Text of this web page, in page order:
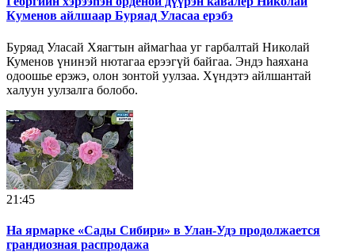
Куменов айлшаар Буряад Уласаа ерэбэ
Буряад Уласай Хяагтын аймагһаа уг гарбалтай Николай
Куменов үнинэй нютагаа ерээгүй байгаа. Эндэ һаяхана
одоошье ерэжэ, олон зонтой уулзаа. Хүндэтэ айлшантай
халуун уулзалга болобо.
21:45
На ярмарке «Сады Сибири» в Улан-Удэ продолжается
грандиозная распродажа